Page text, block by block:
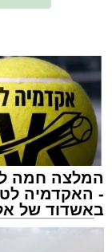
המלצה חמה
- האקדמיה
באשדוד של
קריאולנסקי -